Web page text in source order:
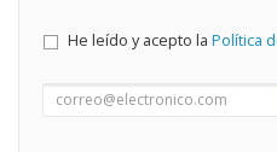
He leído y acepto la Política